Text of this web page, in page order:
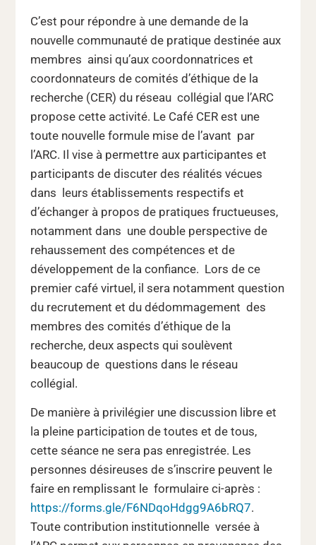
C’est pour répondre à une demande de la
nouvelle communauté de pratique destinée aux
membres ainsi qu’aux coordonnatrices et
coordonnateurs de comités d’éthique de la
recherche (CER) du réseau collégial que l’ARC
propose cette activité. Le Café CER est une
toute nouvelle formule mise de l’avant par
l’ARC. Il vise à permettre aux participantes et
participants de discuter des réalités vécues
dans leurs établissements respectifs et
d’échanger à propos de pratiques fructueuses,
notamment dans une double perspective de
rehaussement des compétences et de
développement de la confiance. Lors de ce
premier café virtuel, il sera notamment question
du recrutement et du dédommagement des
membres des comités d’éthique de la
recherche, deux aspects qui soulèvent
beaucoup de questions dans le réseau
collégial.
De manière à privilégier une discussion libre et
la pleine participation de toutes et de tous,
cette séance ne sera pas enregistrée. Les
personnes désireuses de s’inscrire peuvent le
faire en remplissant le formulaire ci-après :
https://forms.gle/F6NDqoHdgg9A6bRQ7.
Toute contribution institutionnelle versée à